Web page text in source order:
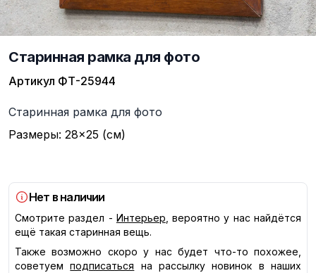
Старинная рамка для фото
Артикул ФТ-25944
Описание
Старинная рамка для фото
Размеры: 28×25 (см)
Нет в наличии
Смотрите раздел - Интерьер , вероятно у нас найдётся
ещё такая старинная вещь.
Также возможно скоро у нас будет что-то похожее,
советуем
подписаться
на рассылку новинок в наших